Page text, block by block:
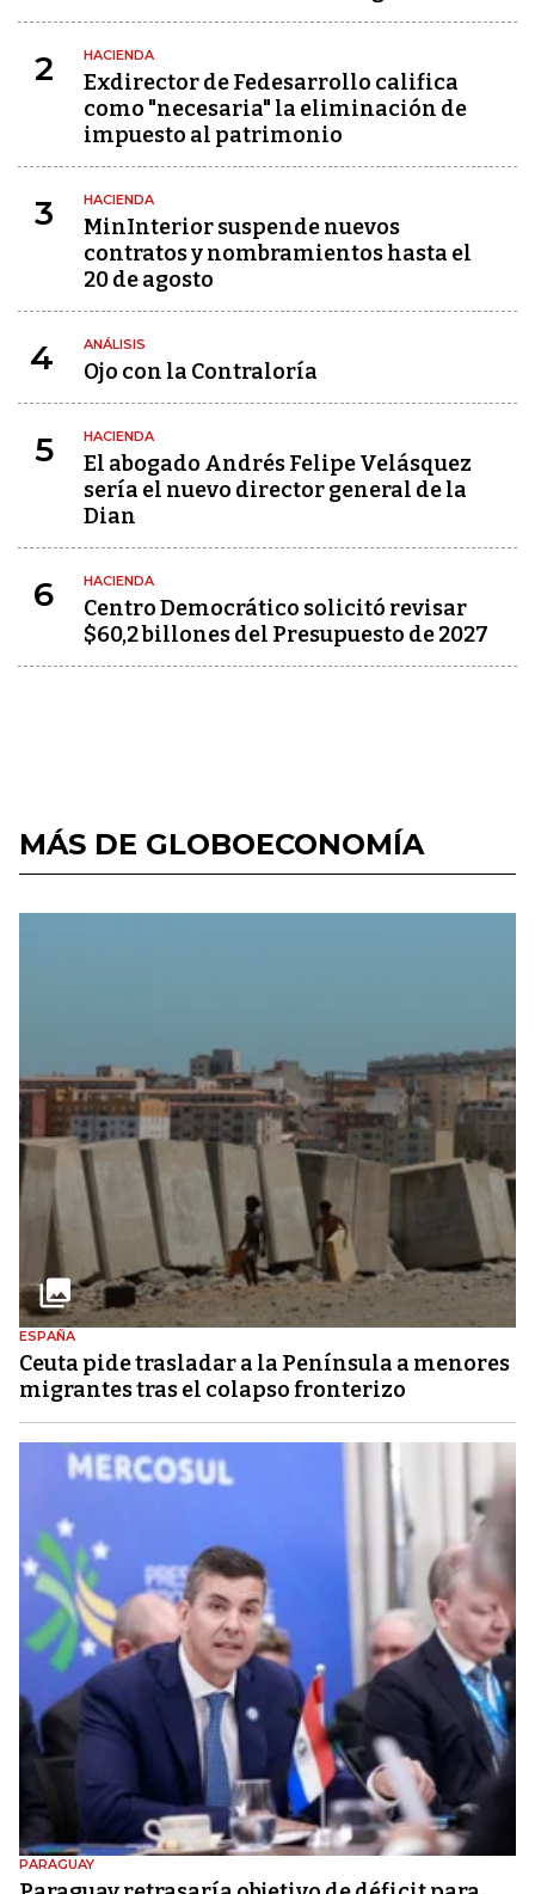
2 HACIENDA
Exdirector de Fedesarrollo califica
como "necesaria" la eliminación de
impuesto al patrimonio
3 HACIENDA
MinInterior suspende nuevos
contratos y nombramientos hasta el
20 de agosto
4 ANÁLISIS
Ojo con la Contraloría
5 HACIENDA
El abogado Andrés Felipe Velásquez
sería el nuevo director general de la
Dian
6 HACIENDA
Centro Democrático solicitó revisar
$60,2 billones del Presupuesto de 2027
MÁS DE GLOBOECONOMÍA
ESPAÑA
Ceuta pide trasladar a la Península a menores
migrantes tras el colapso fronterizo
PARAGUAY